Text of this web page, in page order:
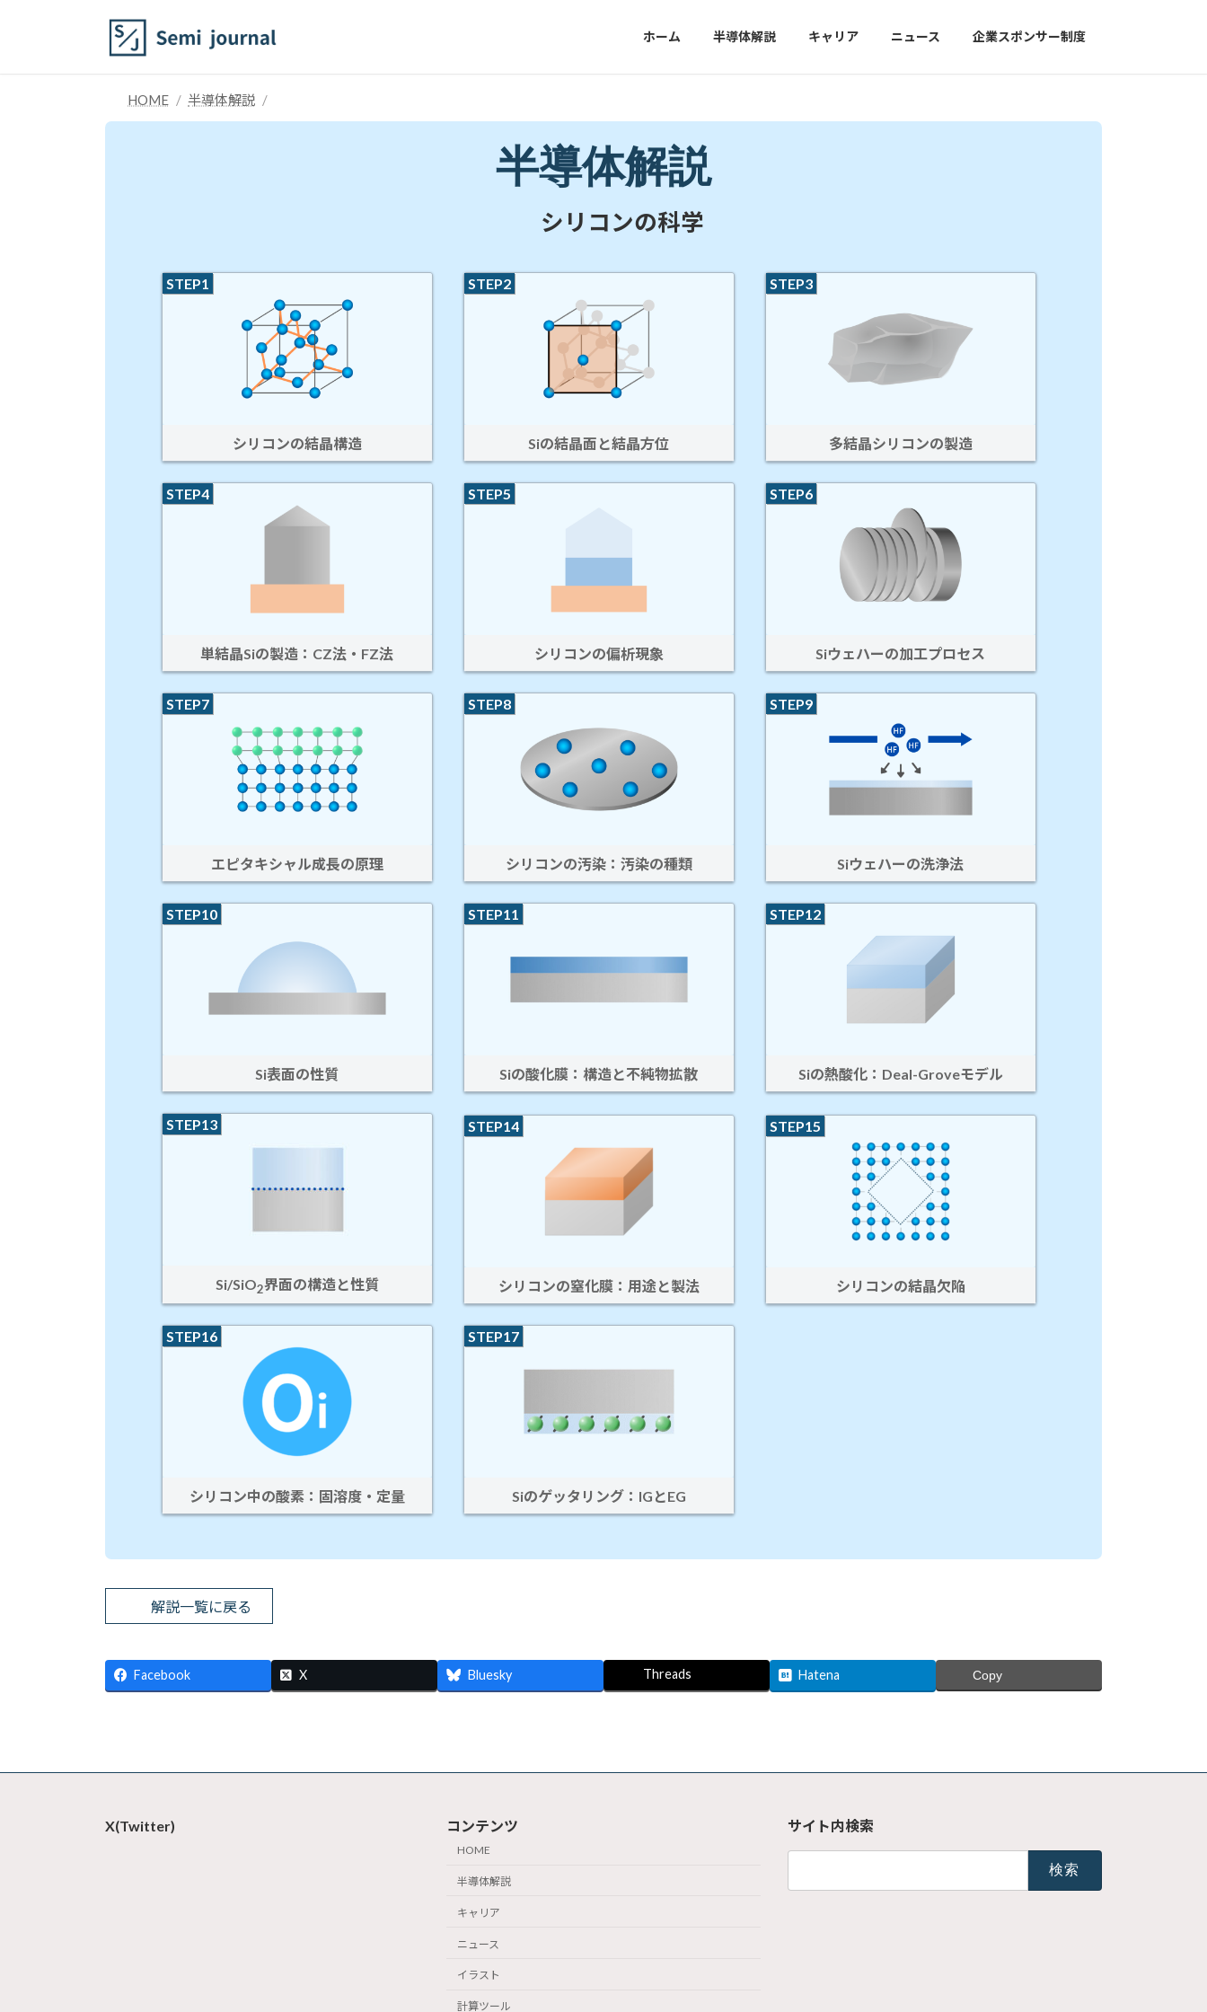
ホーム 半導体解説 キャリア ニュース 企業スポンサー制度
HOME 半導体解説
半導体解説
シリコンの科学
STEP1
シリコンの結晶構造
STEP2
Siの結晶面と結晶方位
STEP3
多結晶シリコンの製造
STEP4
単結晶Siの製造：CZ法・FZ法
STEP5
シリコンの偏析現象
STEP6
Siウェハーの加工プロセス
STEP7
エピタキシャル成長の原理
STEP8
シリコンの汚染：汚染の種類
STEP9
Siウェハーの洗浄法
STEP10
Si表面の性質
STEP11
Siの酸化膜：構造と不純物拡散
STEP12
Siの熱酸化：Deal-Groveモデル
STEP13
Si/SiO2界面の構造と性質
STEP14
シリコンの窒化膜：用途と製法
STEP15
シリコンの結晶欠陥
STEP16
シリコン中の酸素：固溶度・定量
STEP17
Siのゲッタリング：IGとEG
解説一覧に戻る
Facebook X Bluesky Threads Hatena Copy
X(Twitter) コンテンツ
HOME
半導体解説
キャリア
ニュース
イラスト
計算ツール
サイト内検索